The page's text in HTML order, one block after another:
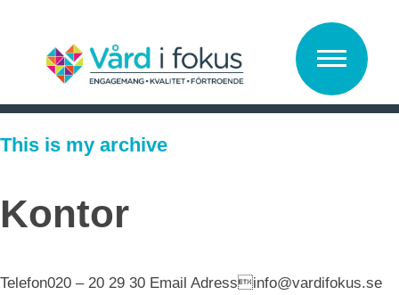
Vård i Fokus
This is my archive
Kontor
Telefon020 – 20 29 30 Email Adressinfo@vardifokus.se